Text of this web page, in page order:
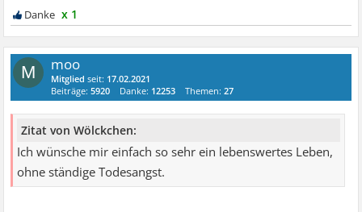
x 1
M moo
Mitglied seit: 17.02.2021
Beiträge:5920 Danke: 12253 Themen:27
Zitat von Wölckchen:
Ich wünsche mir einfach so sehr ein lebenswertes Leben,
ohne ständige Todesangst.